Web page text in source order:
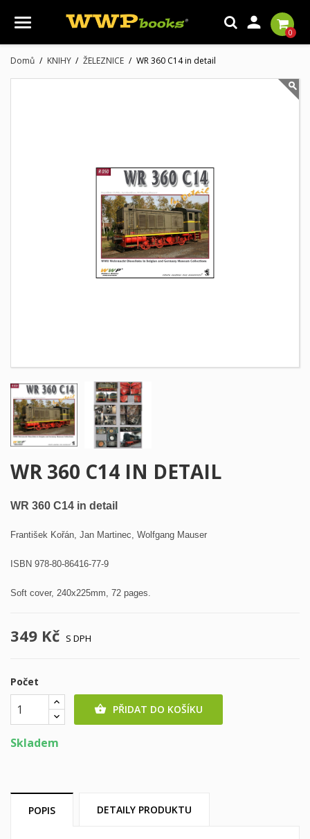

0
Domů KNIHY ŽELEZNICE WR 360 C14 in detail
WR 360 C14 IN DETAIL
WR 360 C14 in detail
František Kořán, Jan Martinec, Wolfgang Mauser
ISBN 978-80-86416-77-9
Soft cover, 240x225mm, 72 pages.
349 Kč S DPH
Počet
 PŘIDAT DO KOŠÍKU
Skladem
POPIS DETAILY PRODUKTU